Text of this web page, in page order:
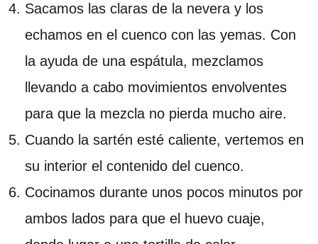
Sacamos las claras de la nevera y los
echamos en el cuenco con las yemas. Con
la ayuda de una espátula, mezclamos
llevando a cabo movimientos envolventes
para que la mezcla no pierda mucho aire.
Cuando la sartén esté caliente, vertemos en
su interior el contenido del cuenco.
Cocinamos durante unos pocos minutos por
ambos lados para que el huevo cuaje,